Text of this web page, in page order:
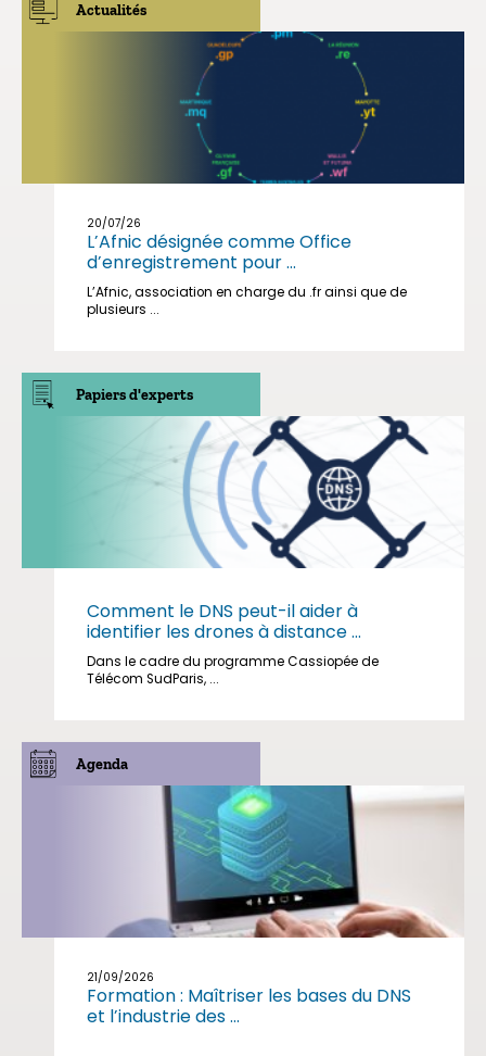
Actualités
20/07/26
L’Afnic désignée comme Office
d’enregistrement pour ...
L’Afnic, association en charge du .fr ainsi que de
plusieurs ...
Papiers d'experts
Comment le DNS peut-il aider à
identifier les drones à distance ...
Dans le cadre du programme Cassiopée de
Télécom SudParis, ...
Agenda
21/09/2026
Formation : Maîtriser les bases du DNS
et l’industrie des ...